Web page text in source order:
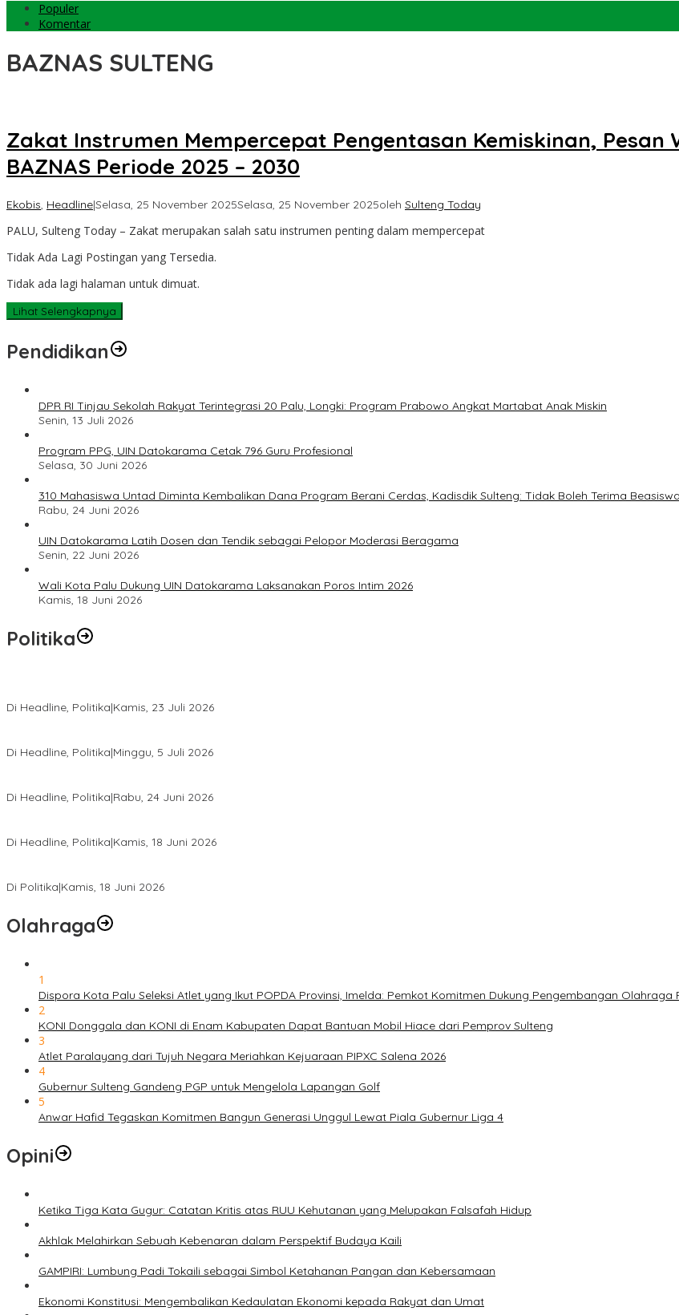
Populer
Komentar
BAZNAS SULTENG
Zakat Instrumen Mempercepat Pengentasan Kemiskinan,
BAZNAS Periode 2025 – 2030
Ekobis, Headline|Selasa, 25 November 2025Selasa, 25 November 2025oleh Sulteng Today
PALU, Sulteng Today – Zakat merupakan salah satu instrumen penting dalam mempercepat
Tidak Ada Lagi Postingan yang Tersedia.
Tidak ada lagi halaman untuk dimuat.
Lihat Selengkapnya
Pendidikan
DPR RI Tinjau Sekolah Rakyat Terintegrasi 20 Palu, Longki: Program Prabowo Angkat Martabat Anak Miskin
Senin, 13 Juli 2026
Program PPG, UIN Datokarama Cetak 796 Guru Profesional
Selasa, 30 Juni 2026
310 Mahasiswa Untad Diminta Kembalikan Dana Program Berani Cerdas, Kadisdik Sulteng: Tidak Boleh Terima
Rabu, 24 Juni 2026
UIN Datokarama Latih Dosen dan Tendik sebagai Pelopor Moderasi Beragama
Senin, 22 Juni 2026
Wali Kota Palu Dukung UIN Datokarama Laksanakan Poros Intim 2026
Kamis, 18 Juni 2026
Politika
Di Headline, Politika|Kamis, 23 Juli 2026
Di Headline, Politika|Minggu, 5 Juli 2026
Di Headline, Politika|Rabu, 24 Juni 2026
Di Headline, Politika|Kamis, 18 Juni 2026
Di Politika|Kamis, 18 Juni 2026
Olahraga
1
Dispora Kota Palu Seleksi Atlet yang Ikut POPDA Provinsi, Imelda: Pemkot Komitmen Dukung Pengembangan Olahraga
2
KONI Donggala dan KONI di Enam Kabupaten Dapat Bantuan Mobil Hiace dari Pemprov Sulteng
3
Atlet Paralayang dari Tujuh Negara Meriahkan Kejuaraan PIPXC Salena 2026
4
Gubernur Sulteng Gandeng PGP untuk Mengelola Lapangan Golf
5
Anwar Hafid Tegaskan Komitmen Bangun Generasi Unggul Lewat Piala Gubernur Liga 4
Opini
Ketika Tiga Kata Gugur: Catatan Kritis atas RUU Kehutanan yang Melupakan Falsafah Hidup
Akhlak Melahirkan Sebuah Kebenaran dalam Perspektif Budaya Kaili
GAMPIRI: Lumbung Padi Tokaili sebagai Simbol Ketahanan Pangan dan Kebersamaan
Ekonomi Konstitusi: Mengembalikan Kedaulatan Ekonomi kepada Rakyat dan Umat